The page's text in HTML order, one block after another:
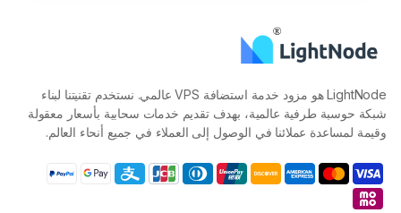
LightNode هو مزود خدمة استضافة VPS عالمي. نستخدم تقنيتنا لبناء
شبكة حوسبة طرفية عالمية، بهدف تقديم خدمات سحابية بأسعار معقولة
وقيمة لمساعدة عملائنا في الوصول إلى العملاء في جميع أنحاء العالم.